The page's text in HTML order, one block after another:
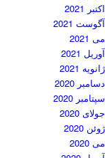
اکتبر 2021
آگوست 2021
می 2021
آوریل 2021
ژانویه 2021
دسامبر 2020
سپتامبر 2020
جولای 2020
ژوئن 2020
می 2020